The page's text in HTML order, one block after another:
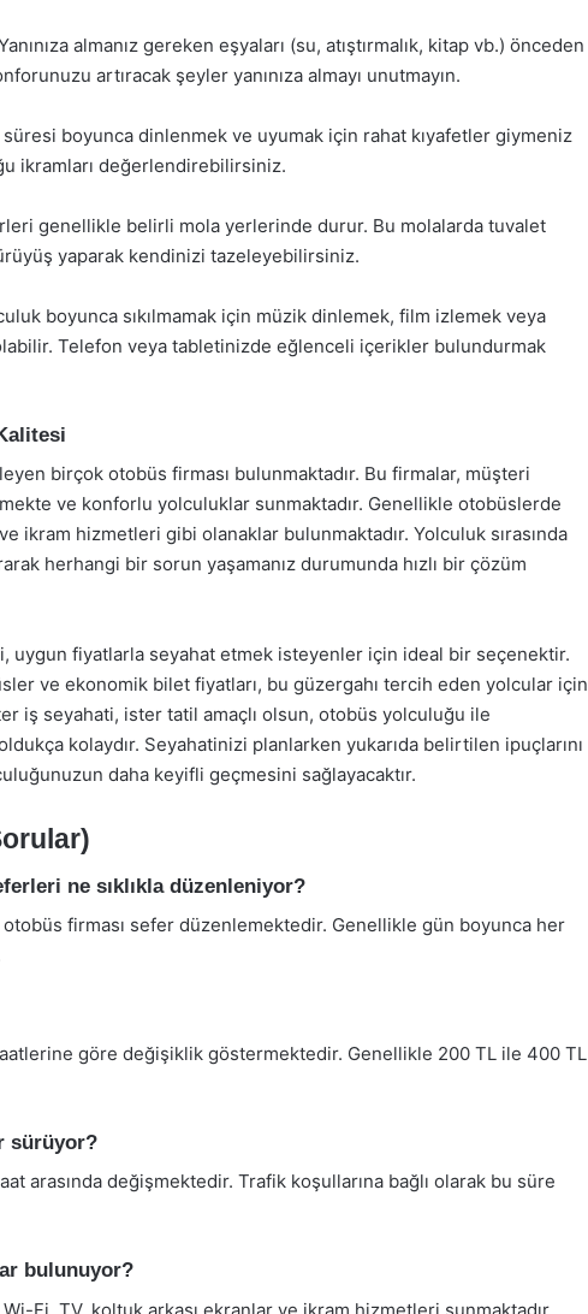
almanız gereken eşyaları (su, atıştırmalık, kitap vb.) önceden
artıracak şeyler yanınıza almayı unutmayın.
boyunca dinlenmek ve uyumak için rahat kıyafetler giymeniz
ikramları değerlendirebilirsiniz.
genellikle belirli mola yerlerinde durur. Bu molalarda tuvalet
yaparak kendinizi tazeleyebilirsiniz.
boyunca sıkılmamak için müzik dinlemek, film izlemek veya
Telefon veya tabletinizde eğlenceli içerikler bulundurmak
birçok otobüs firması bulunmaktadır. Bu firmalar, müşteri
ve konforlu yolculuklar sunmaktadır. Genellikle otobüslerde
ikram hizmetleri gibi olanaklar bulunmaktadır. Yolculuk sırasında
herhangi bir sorun yaşamanız durumunda hızlı bir çözüm
uygun fiyatlarla seyahat etmek isteyenler için ideal bir seçenektir.
ve ekonomik bilet fiyatları, bu güzergahı tercih eden yolcular için
iş seyahati, ister tatil amaçlı olsun, otobüs yolculuğu ile
kolaydır. Seyahatinizi planlarken yukarıda belirtilen ipuçlarını
daha keyifli geçmesini sağlayacaktır.
ne sıklıkla düzenleniyor?
firması sefer düzenlemektedir. Genellikle gün boyunca her
göre değişiklik göstermektedir. Genellikle 200 TL ile 400 TL
sürüyor?
arasında değişmektedir. Trafik koşullarına bağlı olarak bu süre
bulunuyor?
Fi, TV, koltuk arkası ekranlar ve ikram hizmetleri sunmaktadır.